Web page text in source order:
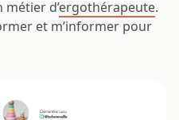
d’ergothérapeute.
et m’informer pour